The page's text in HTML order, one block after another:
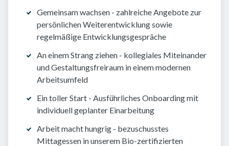
Gemeinsam wachsen - zahlreiche Angebote zur
persönlichen Weiterentwicklung sowie
regelmäßige Entwicklungsgespräche
An einem Strang ziehen - kollegiales Miteinander
und Gestaltungsfreiraum in einem modernen
Arbeitsumfeld
Ein toller Start - Ausführliches Onboarding mit
individuell geplanter Einarbeitung
Arbeit macht hungrig - bezuschusstes
Mittagessen in unserem Bio-zertifizierten